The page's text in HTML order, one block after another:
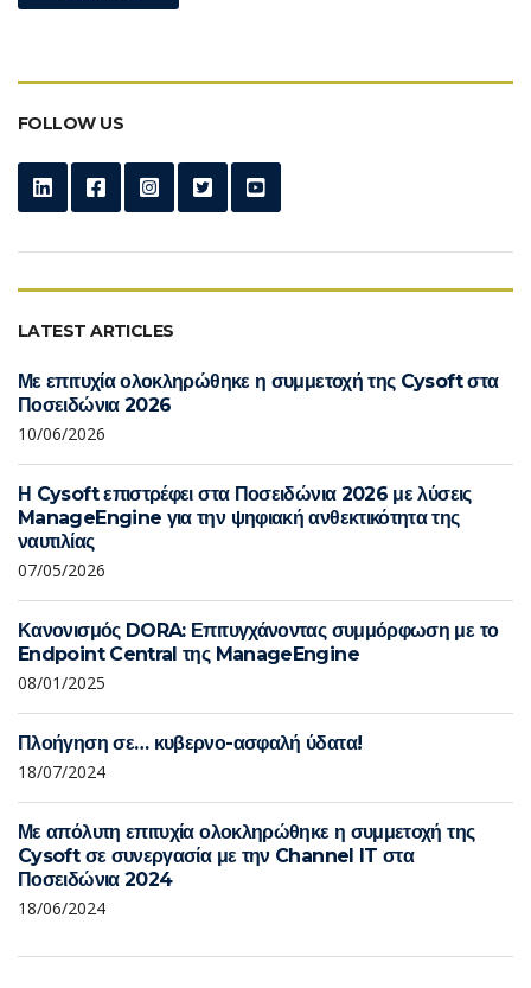
FOLLOW US
LATEST ARTICLES
Με επιτυχία ολοκληρώθηκε η συμμετοχή της Cysoft στα
Ποσειδώνια 2026
10/06/2026
Η Cysoft επιστρέφει στα Ποσειδώνια 2026 με λύσεις
ManageEngine για την ψηφιακή ανθεκτικότητα της
ναυτιλίας
07/05/2026
Κανονισμός DORA: Επιτυγχάνοντας συμμόρφωση με το
Endpoint Central της ManageEngine
08/01/2025
Πλοήγηση σε… κυβερνο-ασφαλή ύδατα!
18/07/2024
Με απόλυτη επιτυχία ολοκληρώθηκε η συμμετοχή της
Cysoft σε συνεργασία με την Channel IT στα
Ποσειδώνια 2024
18/06/2024